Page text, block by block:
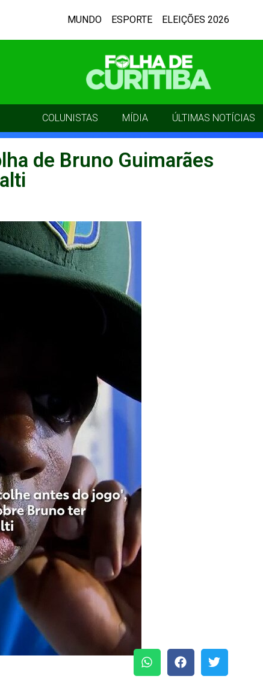
MUNDO ESPORTE ELEIÇÕES 2026
COLUNISTAS MÍDIA ÚLTIMAS NOTÍCIAS
de Bruno Guimarães